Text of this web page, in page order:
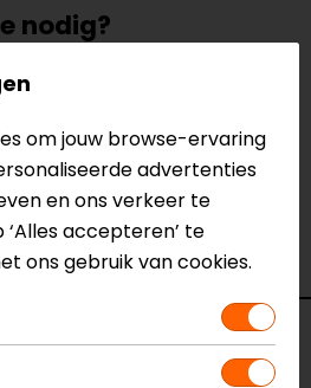
nodig?
ons op of kom langs in één
In de winkels kun je
passen en staan onze
voor je klaar met advies.
om jouw browse-ervaring
advertenties
en ons verkeer te
accepteren’ te
ons gebruik van cookies.